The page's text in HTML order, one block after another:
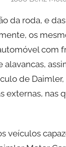
da roda, e
os
com
de
externas, nas
veículos